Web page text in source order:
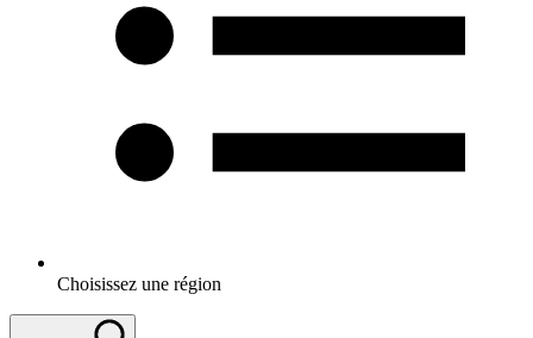
Choisissez une région